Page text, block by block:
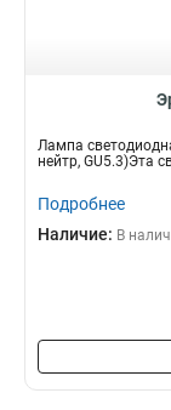
Лампа
нейтр, GU5.3)Эта
Подробнее
Наличие: В